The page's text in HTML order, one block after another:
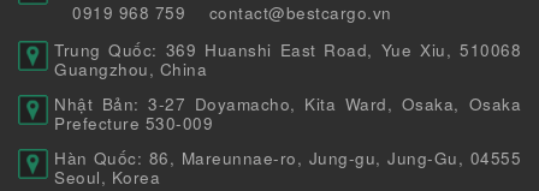
0919 968 759
contact@bestcargo.vn
Trung Quốc: 369 Huanshi East Road, Yue Xiu, 510068
Guangzhou, China
Nhật Bản: 3-27 Doyamacho, Kita Ward, Osaka, Osaka
Prefecture 530-009
Hàn Quốc: 86, Mareunnae-ro, Jung-gu, Jung-Gu, 04555
Seoul, Korea